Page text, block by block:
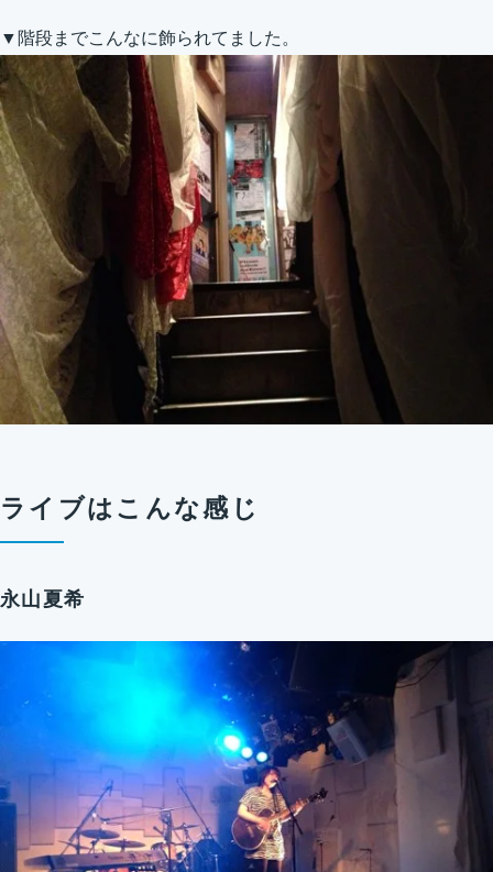
▼階段までこんなに飾られてました。
ライブはこんな感じ
永山夏希